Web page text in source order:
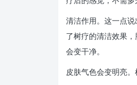
清洁作用。这一点
了树疗的清洁效果
会变干净。
皮肤气色会变明亮